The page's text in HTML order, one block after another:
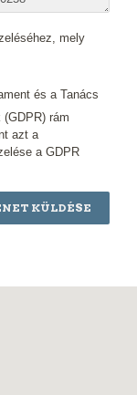
mely
és a Tanács
rám
azt a
a GDPR
KÜLDÉSE